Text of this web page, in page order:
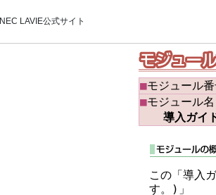
NEC LAVIE公式サイト